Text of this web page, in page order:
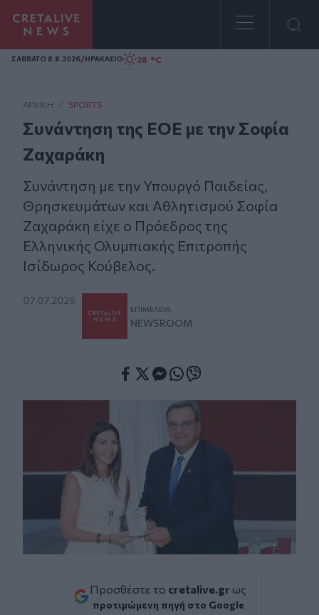
Homepage
ΣAΒΒΑΤΟ 8.8.2026/ΗΡΑΚΛΕΙΟ 28 °C
ΑΡΧΙΚΗ / SPORTS
Συνάντηση της ΕΟΕ με την Σοφία
Ζαχαράκη
Συνάντηση με την Υπουργό Παιδείας,
Θρησκευμάτων και Αθλητισμού Σοφία
Ζαχαράκη είχε ο Πρόεδρος της
Ελληνικής Ολυμπιακής Επιτροπής
Ισίδωρος Κούβελος.
07.07.2026
ΕΠΙΜΈΛΕΙΑ:
NEWSROOM
Προσθέστε το cretalive.gr ως
προτιμώμενη πηγή στο Google